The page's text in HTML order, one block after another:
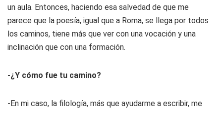
un aula. Entonces, haciendo esa salvedad de que me
parece que la poesía, igual que a Roma, se llega por todos
los caminos, tiene más que ver con una vocación y una
inclinación que con una formación.
-¿Y cómo fue tu camino?
-En mi caso, la filología, más que ayudarme a escribir, me